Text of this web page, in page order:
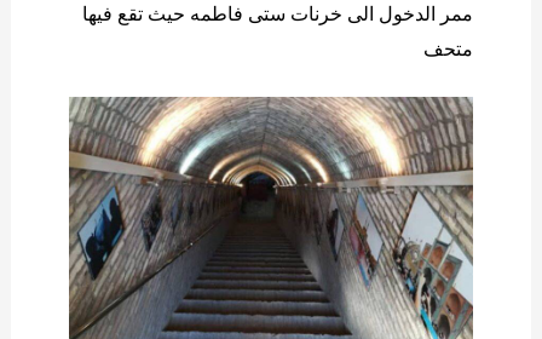
ممر الدخول الی خرنات ستی فاطمه حيث تقع فيها
متحف